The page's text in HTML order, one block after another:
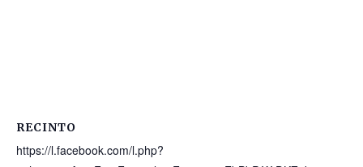
RECINTO
https://l.facebook.com/l.php?